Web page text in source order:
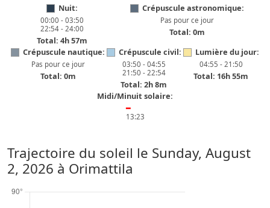
Nuit:
00:00 - 03:50
22:54 - 24:00
Total: 4h 57m
Crépuscule astronomique:
Pas pour ce jour
Total: 0m
Crépuscule nautique:
Pas pour ce jour
Total: 0m
Crépuscule civil:
03:50 - 04:55
21:50 - 22:54
Total: 2h 8m
Lumière du jour:
04:55 - 21:50
Total: 16h 55m
Midi/Minuit solaire:
━
13:23
Trajectoire du soleil le Sunday, August
2, 2026 à Orimattila